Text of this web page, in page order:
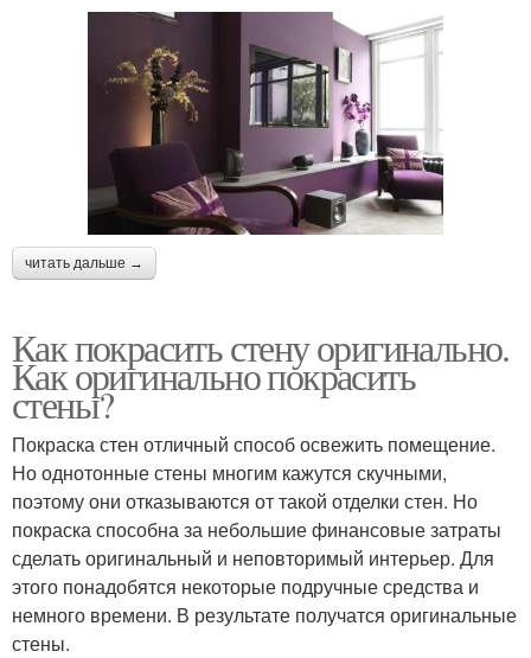
читать дальше →
Как покрасить стену оригинально.
Как оригинально покрасить
стены?
Покраска стен отличный способ освежить помещение.
Но однотонные стены многим кажутся скучными,
поэтому они отказываются от такой отделки стен. Но
покраска способна за небольшие финансовые затраты
сделать оригинальный и неповторимый интерьер. Для
этого понадобятся некоторые подручные средства и
немного времени. В результате получатся оригинальные
стены.